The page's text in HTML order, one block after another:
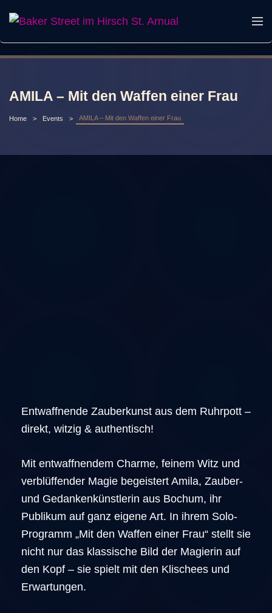
AMILA – Mit den Waffen einer Frau
Home Events AMILA – Mit den Waffen einer Frau
Entwaffnende Zauberkunst aus dem Ruhrpott –
direkt, witzig & authentisch!
Mit entwaffnendem Charme, feinem Witz und
verblüffender Magie begeistert Amila, Zauber-
und Gedankenkünstlerin aus Bochum, ihr
Publikum auf ganz eigene Art. In ihrem Solo-
Programm „Mit den Waffen einer Frau“ stellt sie
nicht nur das klassische Bild der Magierin auf
den Kopf – sie spielt mit den Klischees und
Erwartungen.